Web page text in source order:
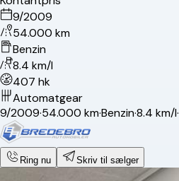
9/2009
54.000 km
Benzin
8.4 km/l
407 hk
Automatgear
9/2009·54.000 km·Benzin·8.4 km/l·
Ring nu Skriv til sælger